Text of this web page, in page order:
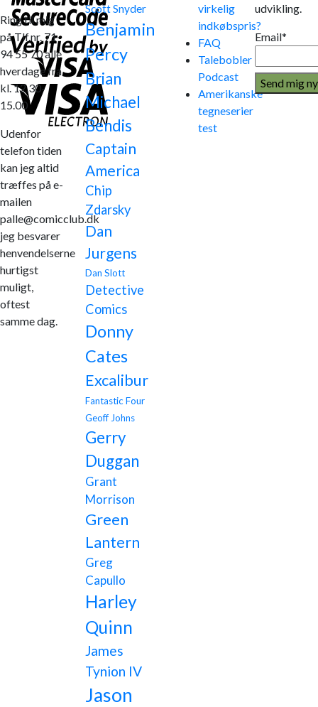
Ring til mig
på Tlf.nr. 71
94 55 70 alle
hverdage fra
kl. 12.30-
15.00
Udenfor
telefon tiden
kan jeg altid
træffes på e-
mailen
palle@comicclub.dk
jeg besvarer
henvendelserne
hurtigst
muligt,
oftest
samme dag.
Scott Snyder
Benjamin
Percy
Brian
Michael
Bendis
Captain
America
Chip
Zdarsky
Dan
Jurgens
Dan Slott
Detective
Comics
Donny
Cates
Excalibur
Fantastic Four
Geoff Johns
Gerry
Duggan
Grant
Morrison
Green
Lantern
Greg
Capullo
Harley
Quinn
James
Tynion IV
Jason
virkelig
indkøbspris?
FAQ
Talebobler
Podcast
Amerikanske
tegneserier
test
udvikling.
Email*